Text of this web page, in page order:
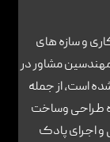
و سازه های
مشاور در
است، از جمله
طراحی وساخت
و اجرای پادک